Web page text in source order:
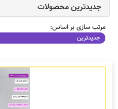
جدیدترین محصولات
مرتب سازی بر اساس:
جدیدترین